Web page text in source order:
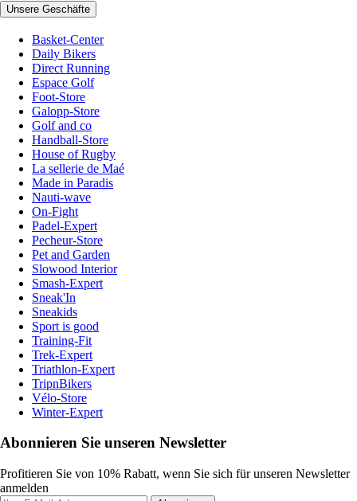
Unsere Geschäfte
Basket-Center
Daily Bikers
Direct Running
Espace Golf
Foot-Store
Galopp-Store
Golf and co
Handball-Store
House of Rugby
La sellerie de Maé
Made in Paradis
Nauti-wave
On-Fight
Padel-Expert
Pecheur-Store
Pet and Garden
Slowood Interior
Smash-Expert
Sneak'In
Sneakids
Sport is good
Training-Fit
Trek-Expert
Triathlon-Expert
TripnBikers
Vélo-Store
Winter-Expert
Abonnieren Sie unseren Newsletter
Profitieren Sie von 10% Rabatt, wenn Sie sich für unseren Newsletter
anmelden